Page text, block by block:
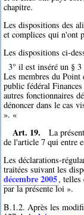
chapitre.
Les dispositions des
et complices qui n'ont
Les dispositions ci-
3° il est inséré un §
Les membres du Point
public fédéral
autres fonctionnaires
dénoncer dans le cas
». «
Art. 19.
La
de l'article 7 qui entre
Les déclarations-
traitées suivant les
décembre 2005, telles
par la présente loi ».
B.1.2. Après les